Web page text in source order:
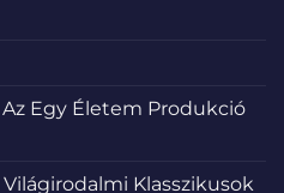
Egy Életem Produkció
Klasszikusok